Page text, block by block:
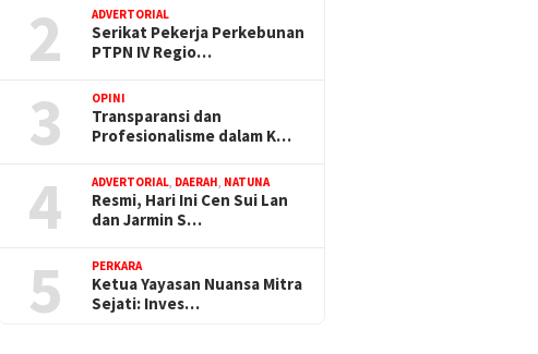
2 ADVERTORIAL
Serikat Pekerja Perkebunan
PTPN IV Regio…
3 OPINI
Transparansi dan
Profesionalisme dalam K…
4 ADVERTORIAL, DAERAH, NATUNA
Resmi, Hari Ini Cen Sui Lan
dan Jarmin S…
5 PERKARA
Ketua Yayasan Nuansa Mitra
Sejati: Inves…